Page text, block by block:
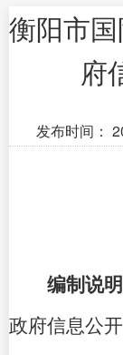
衡阳市
府
发布时间：
编制说明
政府信息公